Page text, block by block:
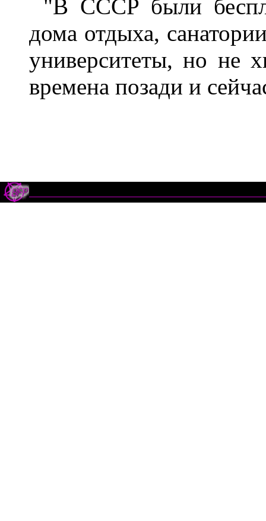
"В СССР были
дома отдыха,
университеты, но не
времена позади и